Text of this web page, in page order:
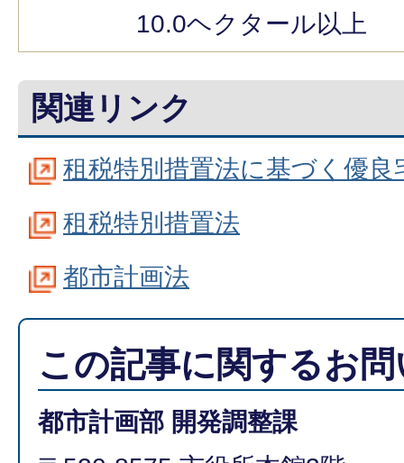
10.0ヘクタール以上
関連リンク
租税特別措置法に基づく優良
租税特別措置法
都市計画法
この記事に関するお
都市計画部 開発調整課